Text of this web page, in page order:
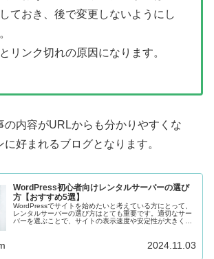
ておき、後で変更しないようにし
リンク切れの原因になります。
の内容がURLからも分かりやすくな
に好まれるブログとなります。
WordPress初心者向けレンタルサーバーの選び
方【おすすめ5選】
WordPressでサイトを始めたいと考えている方にとって、
レンタルサーバーの選び方はとても重要です。適切なサー
バーを選ぶことで、サイトの表示速度や安定性が大きく向
2024.11.03